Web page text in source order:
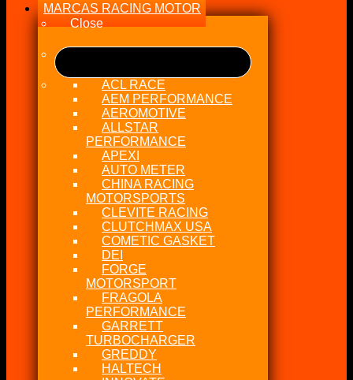
MARCAS RACING MOTOR
Close
ACL RACE
AEM PERFORMANCE
AEROMOTIVE
ALLSTAR
PERFORMANCE
APEXI
AUTO METER
CHINA RACING
MOTORSPORTS
CLEVITE RACING
CLUTCHMAX USA
COMETIC GASKET
DEI
FORGE
MOTORSPORT
FRAGOLA
PERFORMANCE
GARRETT
TURBOCHARGER
GREDDY
HALTECH